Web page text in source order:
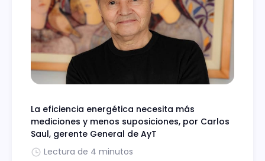
La eficiencia energética necesita más
mediciones y menos suposiciones, por Carlos
Saul, gerente General de AyT
Lectura de 4 minutos